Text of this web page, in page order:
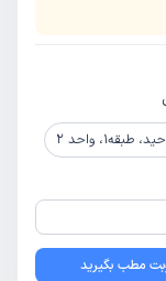
واحد 2
مطب بگیرید